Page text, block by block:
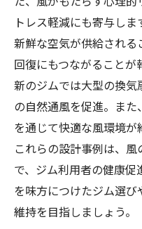
トレス軽減にも寄与し
新鮮な空気が供給され
回復にもつながることが
新のジムでは大型の換
の自然通風を促進。ま
を通じて快適な風環境が
これらの設計事例は、
で、ジム利用者の健康
を味方につけたジム選
維持を目指しましょう。